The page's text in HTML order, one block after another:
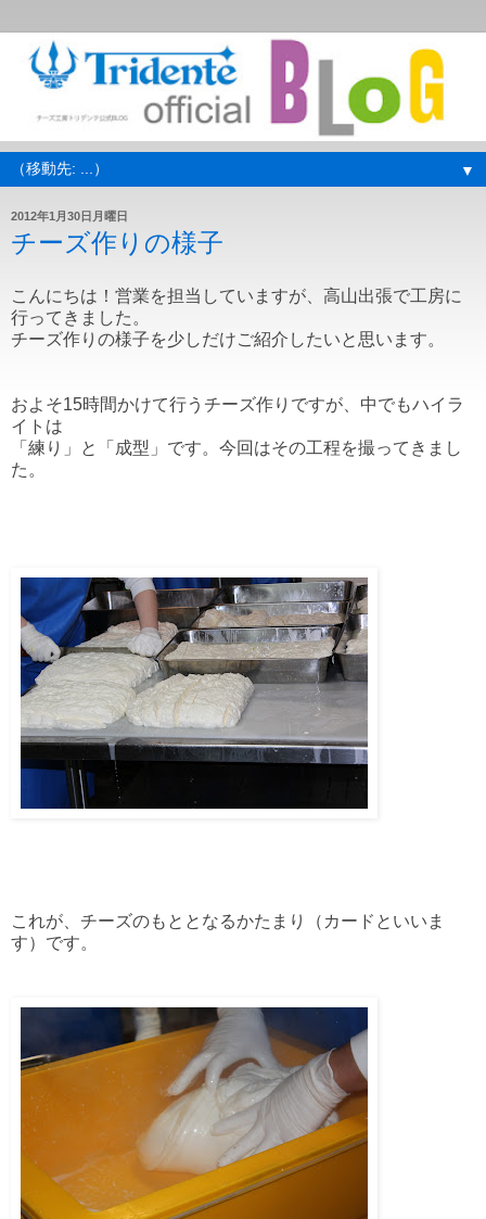
▼
2012年1月30日月曜日
チーズ作りの様子
こんにちは！営業を担当していますが、高山出張で工房に
行ってきました。
チーズ作りの様子を少しだけご紹介したいと思います。
およそ15時間かけて行うチーズ作りですが、中でもハイラ
イトは
「練り」と「成型」です。今回はその工程を撮ってきまし
た。
これが、チーズのもととなるかたまり（カードといいま
す）です。